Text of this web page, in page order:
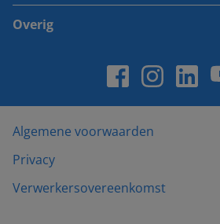
Overig
Algemene voorwaarden
Privacy
Verwerkersovereenkomst